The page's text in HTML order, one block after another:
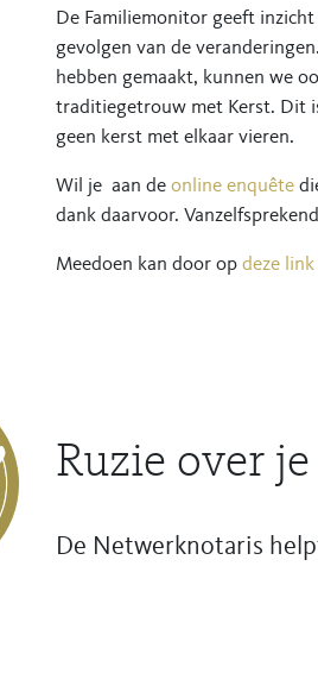
De Familiemonitor geeft
gevolgen van de
hebben gemaakt, kunnen we
traditiegetrouw met Kerst. Dit
geen kerst met elkaar vieren.
Wil je aan de online enquête
dank daarvoor.
Meedoen kan door op deze
Ruzie over
De Netwerknotaris